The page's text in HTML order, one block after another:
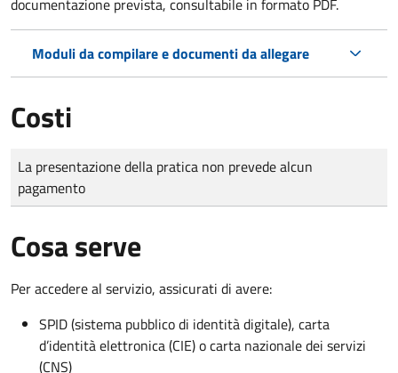
Moduli da compilare e documenti da allegare
Costi
Tipo di pagamento
Importo
La presentazione della pratica non prevede alcun
pagamento
Cosa serve
Per accedere al servizio, assicurati di avere:
SPID (sistema pubblico di identità digitale), carta
d’identità elettronica (CIE) o carta nazionale dei servizi
(CNS)